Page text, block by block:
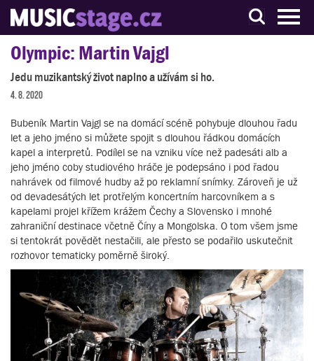
S muzikanty pro muzikanty
Olympic: Martin Vajgl
Jedu muzikantský život naplno a užívám si ho.
4. 8. 2020
Bubeník Martin Vajgl se na domácí scéně pohybuje dlouhou řadu
let a jeho jméno si můžete spojit s dlouhou řádkou domácích
kapel a interpretů. Podílel se na vzniku více než padesáti alb a
jeho jméno coby studiového hráče je podepsáno i pod řadou
nahrávek od filmové hudby až po reklamní snímky. Zároveň je už
od devadesátých let protřelým koncertním harcovníkem a s
kapelami projel křížem krážem Čechy a Slovensko i mnohé
zahraniční destinace včetně Číny a Mongolska. O tom všem jsme
si tentokrát povědět nestačili, ale přesto se podařilo uskutečnit
rozhovor tematicky poměrně široký.